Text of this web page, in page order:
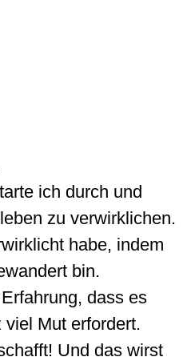
ich durch und
zu verwirklichen.
habe, indem
bin.
dass es
Mut erfordert.
Und das wirst